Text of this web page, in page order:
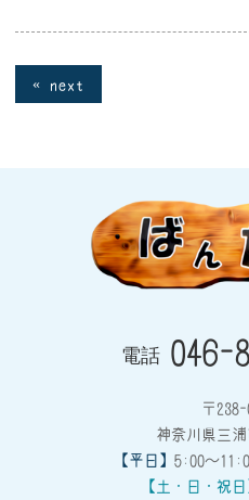
« next
電話 046-
〒238-
神奈川県三
【平日】 5:00～
【土・日・祝日